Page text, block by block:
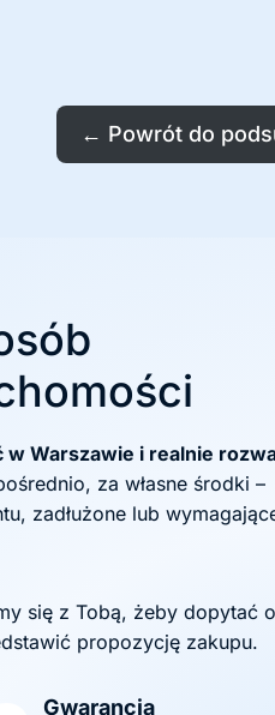
← Powrót do
Warszawie i realnie
za własne środki –
zadłużone lub
się z Tobą, żeby dopytać o
propozycję zakupu.
Gwarancja